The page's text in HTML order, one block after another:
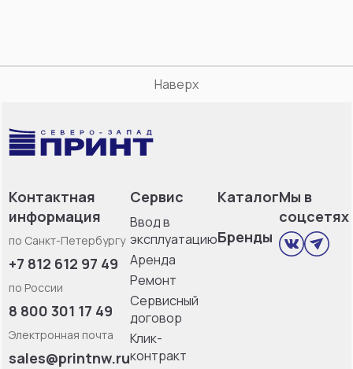
Наверх
Контактная
информация
по Санкт-Петербургу
+7 812 612 97 49
по России
8 800 301 17 49
Электронная почта
sales@printnw.ru
Сервис
Ввод в
эксплуатацию
Аренда
Ремонт
Сервисный
договор
Клик-
контракт
Каталог
Бренды
Мы в
соцсетях